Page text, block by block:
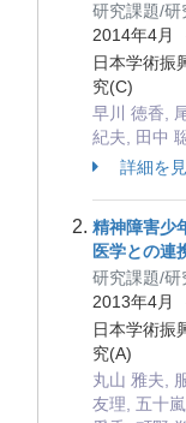
研究課題/研
2014年4月
日本学術振
究(C)
早川 徳香,
紀夫, 田中
詳細を
精神障害少
医学との連
研究課題/研
2013年4月
日本学術振
究(A)
丸山 雅夫,
友理, 五十